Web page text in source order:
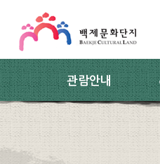
관람안내